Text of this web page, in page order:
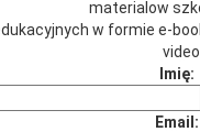
materialow
w formie e-
video.
Imię:
Email: